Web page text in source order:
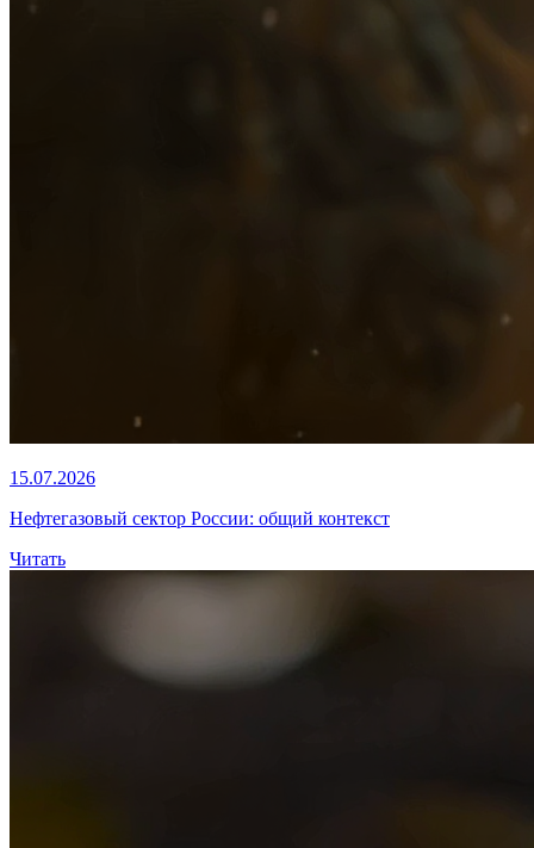
15.07.2026
Нефтегазовый сектор России: общий контекст
Читать